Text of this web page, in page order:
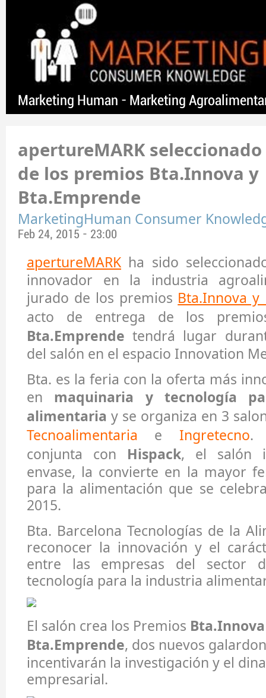
Marketing Human - Marketing
apertureMARK
de los premios Bta.Innova y
Bta.Emprende
MarketingHuman Consumer
Feb 24, 2015 - 23:00
apertureMARK ha sido
innovador en la industria
jurado de los premios Bta.Innova y
acto de entrega de los
Bta.Emprende tendrá lugar
del salón en el espacio Innovation
Bta. es la feria con la oferta más
en maquinaria y tecnología
alimentaria y se organiza en 3
Tecnoalimentaria e Ingretecno.
conjunta con Hispack, el salón
envase, la convierte en la mayor
para la alimentación que se
2015.
Bta. Barcelona Tecnologías de la
reconocer la innovación y el
entre las empresas del sector
tecnología para la industria
El salón crea los Premios Bta.Innova
Bta.Emprende, dos nuevos
incentivarán la investigación y el
empresarial.